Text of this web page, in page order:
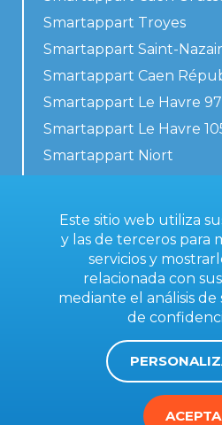
Smartappart Troyes
Smartappart Saint-
Smartappart Caen
Smartappart Le Havre 97
Smartappart Le Havre
Smartappart Niort
Contacta con nosotros
Condiciones generales
Este sitio web utiliza
y las de terceros para
servicios y
relacionada con
mediante el análisis de
de